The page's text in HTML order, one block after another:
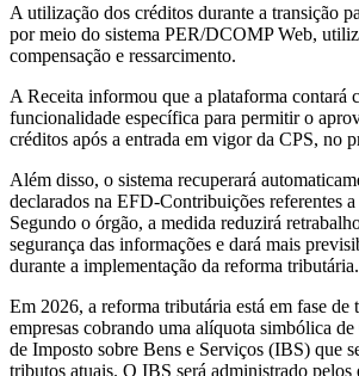
A utilização dos créditos durante a transição
por meio do sistema PER/DCOMP Web,
compensação e ressarcimento.
A Receita informou que a plataforma contará
funcionalidade específica para permitir o
créditos após a entrada em vigor da CPS, no
Além disso, o sistema recuperará
declarados na EFD-Contribuições referentes
Segundo o órgão, a medida reduzirá
segurança das informações e dará mais
durante a implementação da reforma tributária.
Em 2026, a reforma tributária está em fase de
empresas cobrando uma alíquota simbólica
de Imposto sobre Bens e Serviços (IBS) que
tributos atuais. O IBS será administrado pelos